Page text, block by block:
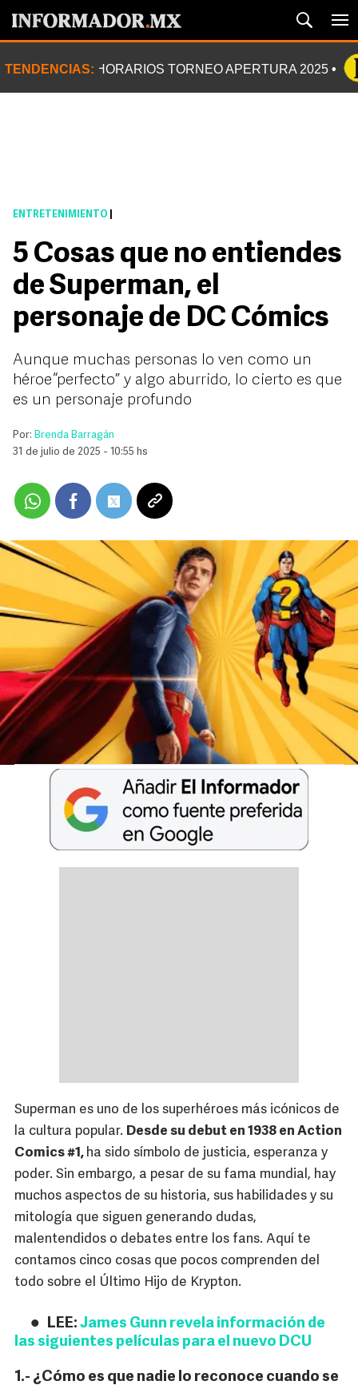
TENDENCIAS: HORARIOS TORNEO APERTURA 2025
ENTRETENIMIENTO
5 Cosas que no entiendes
de Superman, el
personaje de DC Cómics
Aunque muchas personas lo ven como un
héroe “perfecto” y algo aburrido, lo cierto es que
es un personaje profundo
Por: Brenda Barragán
31 de julio de 2025 - 10:55 hs
Superman es uno de los superhéroes más icónicos de
la cultura popular. Desde su debut en 1938 en Action
Comics #1, ha sido símbolo de justicia, esperanza y
poder. Sin embargo, a pesar de su fama mundial, hay
muchos aspectos de su historia, sus habilidades y su
mitología que siguen generando dudas,
malentendidos o debates entre los fans. Aquí te
contamos cinco cosas que pocos comprenden del
todo sobre el Último Hijo de Krypton.
LEE: James Gunn revela información de
las siguientes películas para el nuevo DCU
1.- ¿Cómo es que nadie lo reconoce cuando se